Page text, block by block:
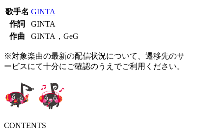
歌手名 GINTA
作詞
GINTA
作曲
GINTA，GeG
※対象楽曲の最新の配信状況について、遷移先のサ
ービスにて十分にご確認のうえでご利用ください。
CONTENTS